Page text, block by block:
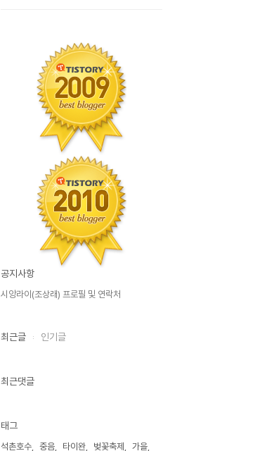
공지사항
시앙라이(조상래) 프로필 및 연락처
최근글 인기글
최근댓글
태그
석촌호수 중음 타이완 벚꽃축제 가을